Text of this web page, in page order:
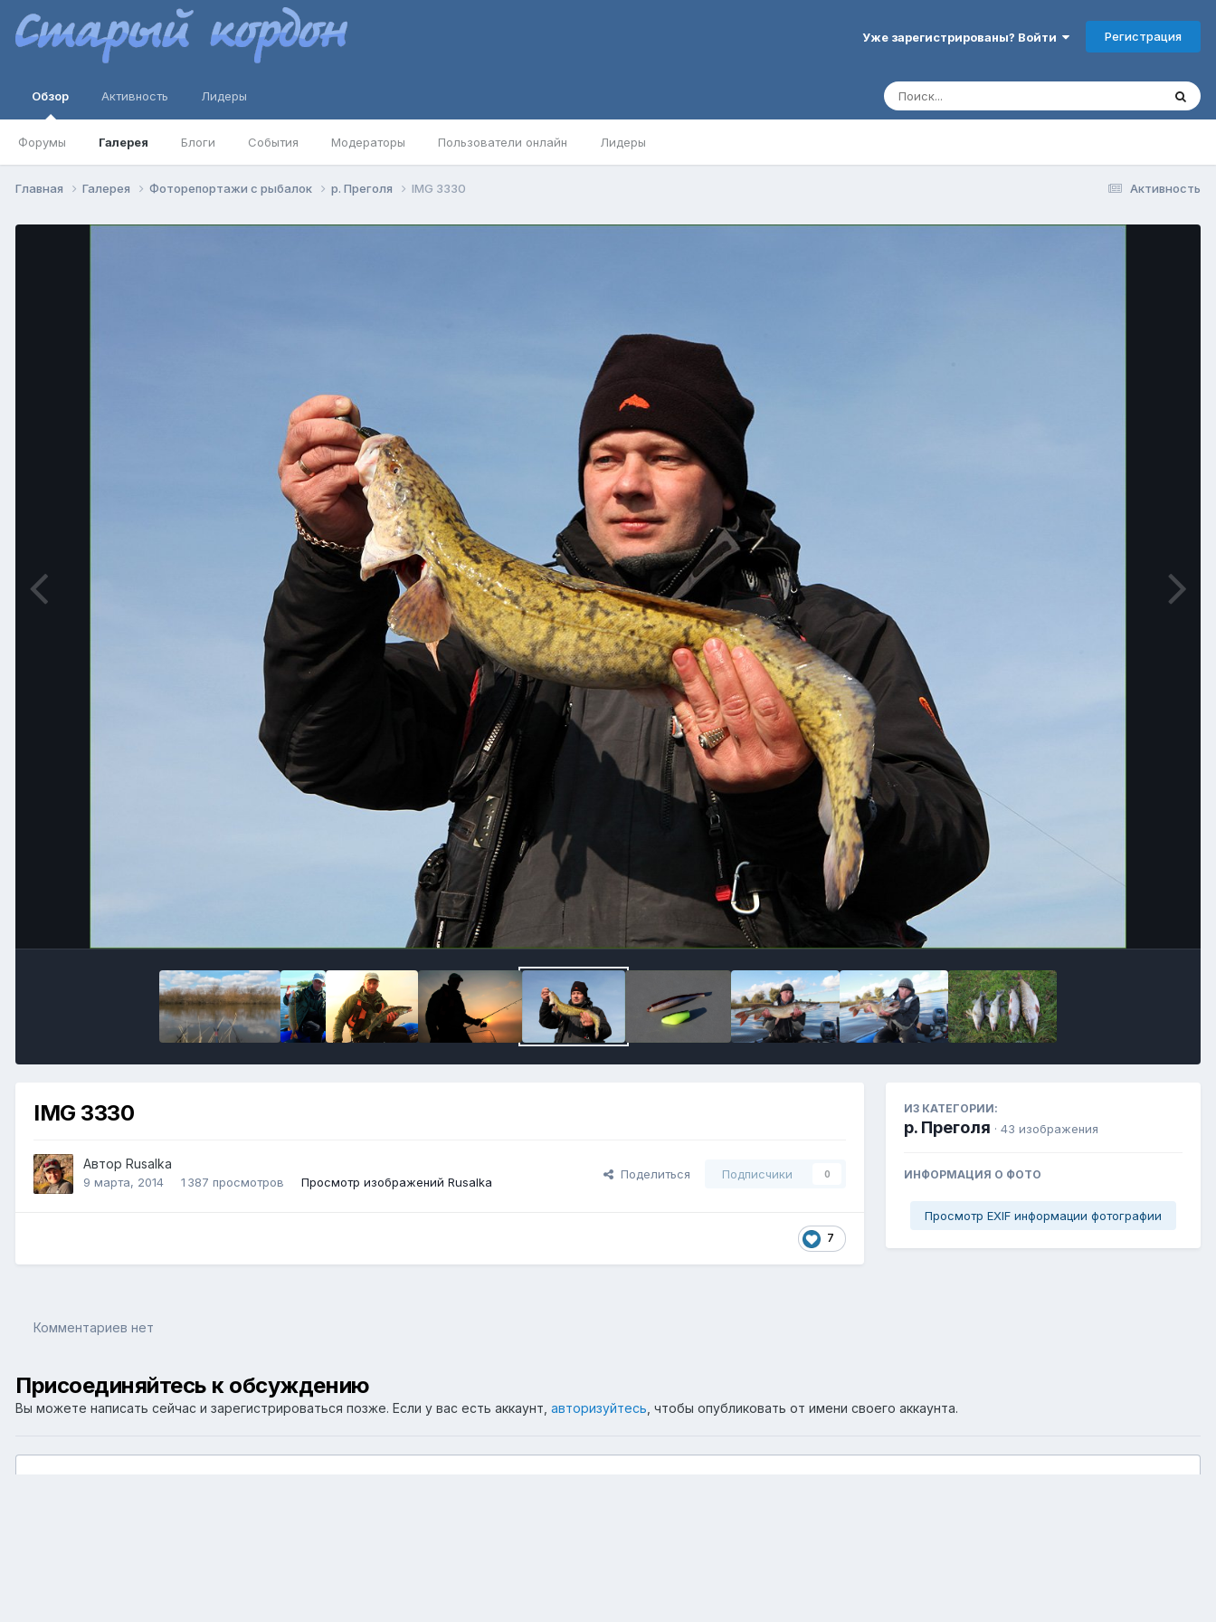
Уже зарегистрированы? Войти Регистрация
Обзор
Форумы Галерея Блоги События Модераторы Пользователи онлайн Лидеры
Активность Лидеры
Активность
Главная Галерея Фоторепортажи с рыбалок р. Преголя IMG 3330
IMG 3330
Автор Rusalka
9 марта, 2014 1 387 просмотров Просмотр изображений Rusalka
Поделиться Подписчики 0
7
ИЗ КАТЕГОРИИ:
р. Преголя · 43 изображения
ИНФОРМАЦИЯ О ФОТО
Просмотр EXIF информации фотографии
Комментариев нет
Присоединяйтесь к обсуждению
Вы можете написать сейчас и зарегистрироваться позже. Если у вас есть аккаунт, авторизуйтесь , чтобы опубликовать от имени своего аккаунта.